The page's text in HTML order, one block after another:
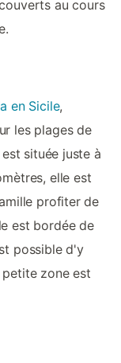
au cours
en Sicile,
les plages de
située juste à
elle est
profiter de
est bordée de
possible d'y
zone est